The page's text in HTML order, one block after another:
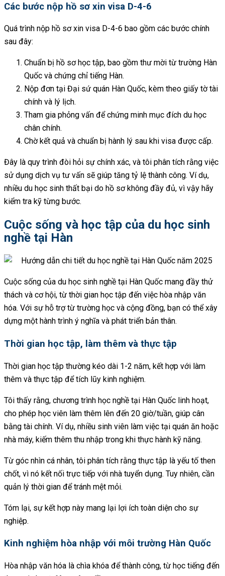
Các bước nộp hồ sơ xin visa D-4-6
Quá trình nộp hồ sơ xin visa D-4-6 bao gồm các bước chính
sau đây:
Chuẩn bị hồ sơ học tập, bao gồm thư mời từ trường Hàn
Quốc và chứng chỉ tiếng Hàn.
Nộp đơn tại Đại sứ quán Hàn Quốc, kèm theo giấy tờ tài
chính và lý lịch.
Tham gia phỏng vấn để chứng minh mục đích du học
chân chính.
Chờ kết quả và chuẩn bị hành lý sau khi visa được cấp.
Đây là quy trình đòi hỏi sự chính xác, và tôi phân tích rằng việc
sử dụng dịch vụ tư vấn sẽ giúp tăng tỷ lệ thành công. Ví dụ,
nhiều du học sinh thất bại do hồ sơ không đầy đủ, vì vậy hãy
kiểm tra kỹ từng bước.
Cuộc sống và học tập của du học sinh
nghề tại Hàn
Cuộc sống của du học sinh nghề tại Hàn Quốc mang đầy thử
thách và cơ hội, từ thời gian học tập đến việc hòa nhập văn
hóa. Với sự hỗ trợ từ trường học và cộng đồng, bạn có thể xây
dựng một hành trình ý nghĩa và phát triển bản thân.
Thời gian học tập, làm thêm và thực tập
Thời gian học tập thường kéo dài 1-2 năm, kết hợp với làm
thêm và thực tập để tích lũy kinh nghiệm.
Tôi thấy rằng, chương trình học nghề tại Hàn Quốc linh hoạt,
cho phép học viên làm thêm lên đến 20 giờ/tuần, giúp cân
bằng tài chính. Ví dụ, nhiều sinh viên làm việc tại quán ăn hoặc
nhà máy, kiếm thêm thu nhập trong khi thực hành kỹ năng.
Từ góc nhìn cá nhân, tôi phân tích rằng thực tập là yếu tố then
chốt, vì nó kết nối trực tiếp với nhà tuyển dụng. Tuy nhiên, cần
quản lý thời gian để tránh mệt mỏi.
Tóm lại, sự kết hợp này mang lại lợi ích toàn diện cho sự
nghiệp.
Kinh nghiệm hòa nhập với môi trường Hàn Quốc
Hòa nhập văn hóa là chìa khóa để thành công, từ học tiếng đến